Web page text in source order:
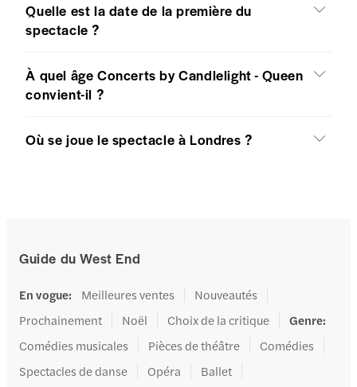
Quelle est la date de la première du
spectacle ?
À quel âge Concerts by Candlelight - Queen
convient-il ?
Où se joue le spectacle à Londres ?
Guide du West End
En vogue: Meilleures ventes
Nouveautés
Prochainement
Noël Choix de la critique Genre:
Comédies musicales
Pièces de théâtre
Comédies
Spectacles de danse
Opéra
Ballet